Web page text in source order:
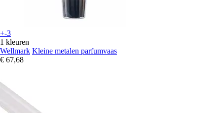
+-3
1 kleuren
Wellmark Kleine metalen parfumvaas
€ 67,68